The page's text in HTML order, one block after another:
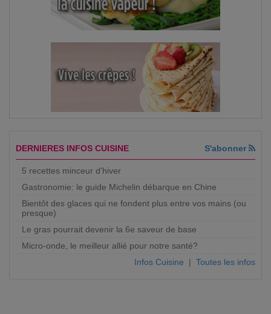
DERNIERES INFOS CUISINE S'abonner
5 recettes minceur d'hiver
Gastronomie: le guide Michelin débarque en Chine
Bientôt des glaces qui ne fondent plus entre vos mains (ou
presque)
Le gras pourrait devenir la 6e saveur de base
Micro-onde, le meilleur allié pour notre santé?
Infos Cuisine | Toutes les infos